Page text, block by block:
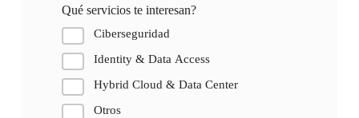
Qué servicios te interesan?
Ciberseguridad
Identity & Data Access
Hybrid Cloud & Data Center
Otros